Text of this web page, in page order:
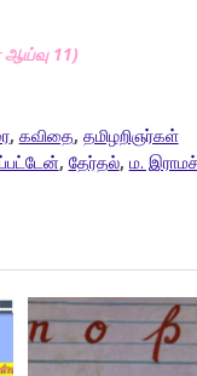
11)
, கவிதை, தமிழறிஞர்கள்
, தேர்தல், ம.